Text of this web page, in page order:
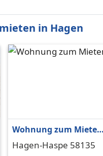
in Hagen
Wohnung zum Mieten
in Hagen-Haspe 1.120 €
Hagen-Haspe 58135